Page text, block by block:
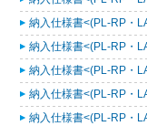
納入仕様書<(PL-RP・
納入仕様書<(PL-RP・
納入仕様書<(PL-RP・
納入仕様書<(PL-RP・
納入仕様書<(PL-RP・